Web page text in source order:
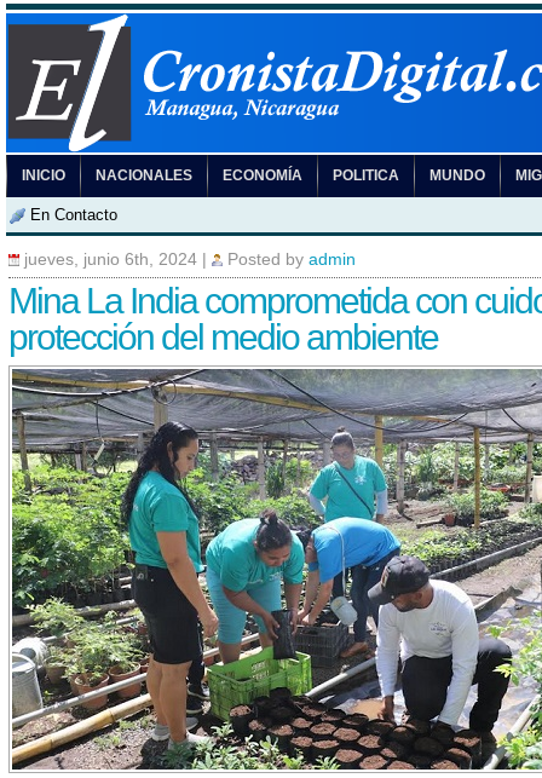
INICIO NACIONALES ECONOMÍA POLITICA MUNDO
En Contacto
jueves, junio 6th, 2024 Posted by admin
Mina La India comprometida con
protección del medio ambiente